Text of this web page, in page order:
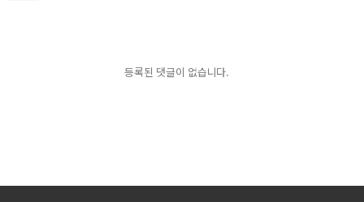
등록된 댓글이 없습니다.